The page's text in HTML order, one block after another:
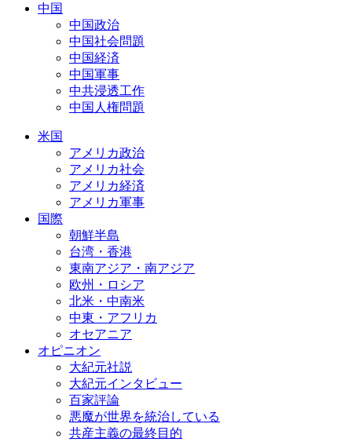
中国
中国政治
中国社会問題
中国経済
中国軍事
中共浸透工作
中国人権問題
米国
アメリカ政治
アメリカ社会
アメリカ経済
アメリカ軍事
国際
朝鮮半島
台湾・香港
東南アジア・南アジア
欧州・ロシア
北米・中南米
中東・アフリカ
オセアニア
オピニオン
大紀元社説
大紀元インタビュー
百家評論
悪魔が世界を統治している
共産主義の最終目的